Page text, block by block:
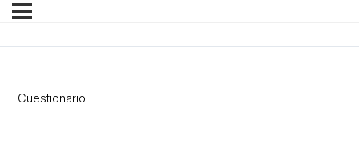
Cuestionario